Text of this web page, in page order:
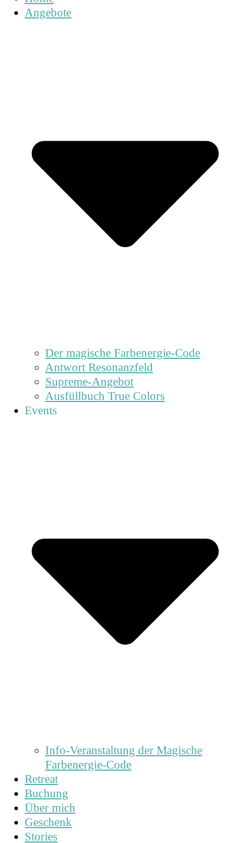
Angebote
Der magische Farbenergie-Code
Antwort Resonanzfeld
Supreme-Angebot
Ausfüllbuch True Colors
Events
Info-Veranstaltung der Magische
Farbenergie-Code
Retreat
Buchung
Über mich
Geschenk
Stories